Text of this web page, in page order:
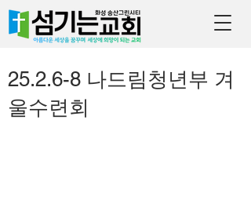
25.2.6-8 나드림청년부 겨
울수련회